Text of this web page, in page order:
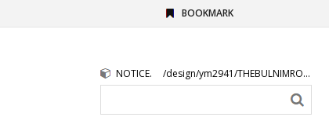
BOOKMARK
NOTICE. /design/ym2941/THEBULNIMROGO.png